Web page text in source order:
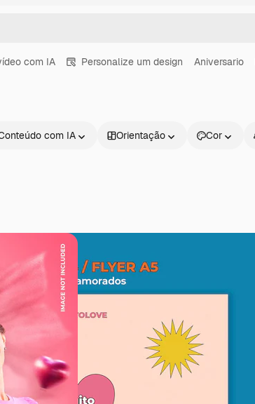
com IA Personalize um design Aniversario
com IA Orientação Cor
direcionar
milhão de
imagens
Gerador de vídeos
Academy
Documentação
Atendimento
Termos e